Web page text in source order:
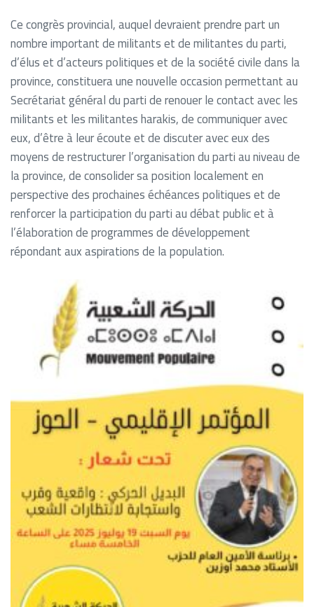
Ce congrès provincial, auquel devraient prendre part un
nombre important de militants et de militantes du parti,
d’élus et d’acteurs politiques et de la société civile dans la
province, constituera une nouvelle occasion permettant au
Secrétariat général du parti de renouer le contact avec les
militants et les militantes harakis, de communiquer avec
eux, d’être à leur écoute et de discuter avec eux des
moyens de restructurer l’organisation du parti au niveau de
la province, de consolider sa position localement en
perspective des prochaines échéances politiques et de
renforcer la participation du parti au débat public et à
l’élaboration de programmes de développement
répondant aux aspirations de la population.